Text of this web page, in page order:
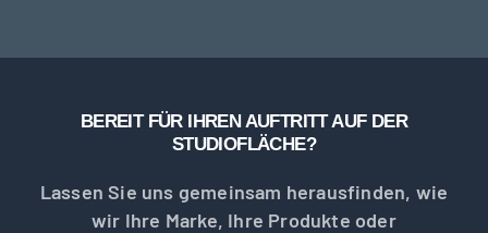
BEREIT FÜR IHREN AUFTRITT AUF DER
STUDIOFLÄCHE?
Lassen Sie uns gemeinsam herausfinden, wie
wir Ihre Marke, Ihre Produkte oder